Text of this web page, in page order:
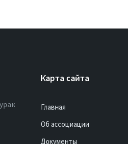
Карта сайта
Главная
Об ассоциации
Документы